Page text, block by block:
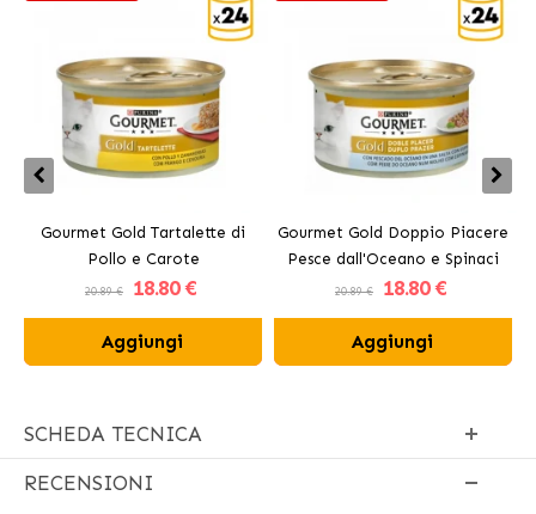
Gourmet Gold Tartalette di
Pollo e Carote
20.89 € 18.80 €
Aggiungi
Gourmet Gold Doppio Piacere
Pesce dall'Oceano e Spinaci
20.89 € 18.80 €
Aggiungi
SCHEDA TECNICA
RECENSIONI